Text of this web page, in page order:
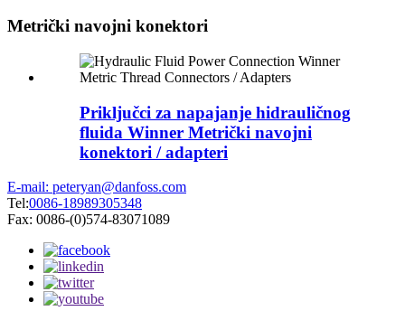
Metrički navojni konektori
Priključci za napajanje hidrauličnog
fluida Winner Metrički navojni
konektori / adapteri
E-mail: peteryan@danfoss.com
Tel:0086-18989305348
Fax: 0086-(0)574-83071089